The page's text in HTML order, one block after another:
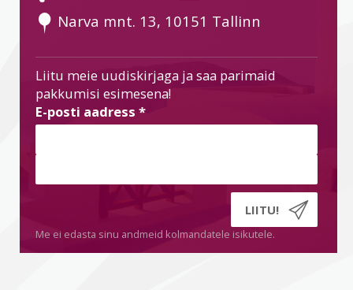
Narva mnt. 13, 10151 Tallinn
Liitu meie uudiskirjaga ja saa parimaid
pakkumisi esimesena!
E-posti aadress *
Me ei edasta sinu andmeid kolmandatele isikutele.